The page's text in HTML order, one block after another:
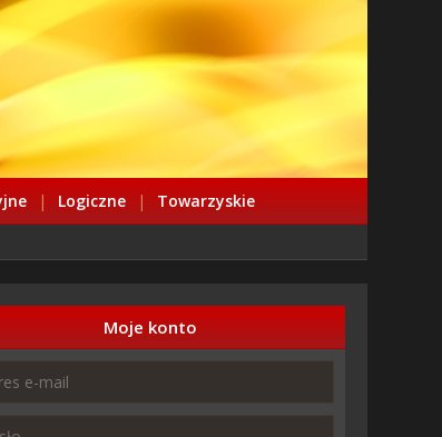
| Logiczne | Towarzyskie
Moje konto